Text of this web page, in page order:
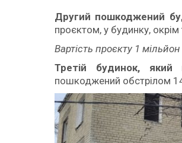
Другий пошкоджений
проєктом, у будинку, окрім
Вартість проєкту 1
Третій будинок,
пошкоджений обстрілом